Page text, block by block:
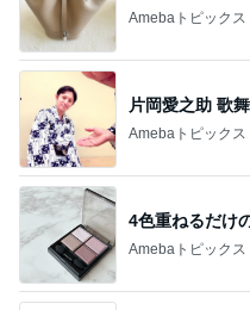
Amebaトピックス
片岡愛之助 歌
Amebaトピックス
4色重ねるだけ
Amebaトピックス